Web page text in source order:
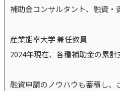
補助金コンサルタント、融資・
産業能率大学 兼任教員
2024年現在、各種補助金の累計
融資申請のノウハウも蓄積し、